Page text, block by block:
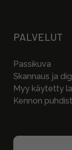
PALVELUT
Passikuva
Skannaus ja
Myy käytetty
Kennon